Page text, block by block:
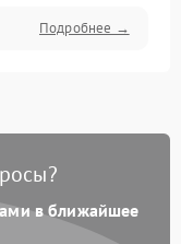
Подробнее →
Подробнее →
в ближайшее